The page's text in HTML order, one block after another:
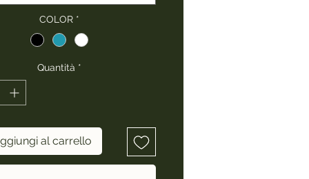
COLOR *
Quantità *
al carrello